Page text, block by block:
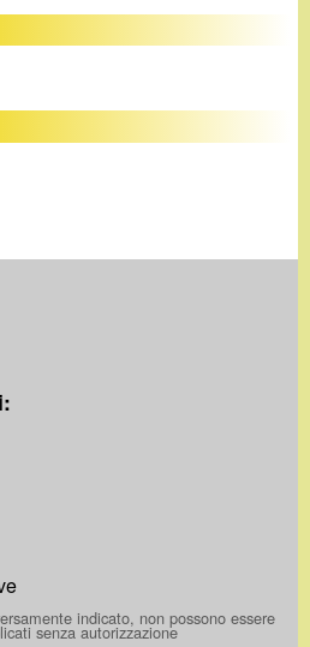
indicato, non possono essere
senza autorizzazione